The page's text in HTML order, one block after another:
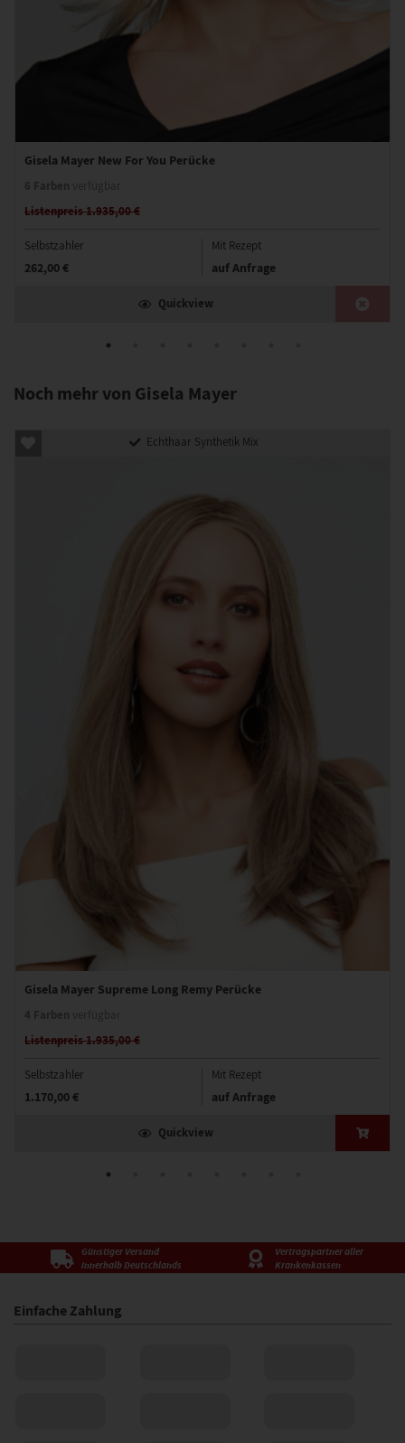
Gisela Mayer New For You Perücke
Listenpreis 1.935,00 €
Selbstzahler
262,00 €
Mit Rezept
auf Anfrage
Quickview
Noch mehr von Gisela Mayer
Echthaar Synthetik Mix
Gisela Mayer Supreme Long Remy Perücke
Listenpreis 1.935,00 €
Selbstzahler
1.170,00 €
Mit Rezept
auf Anfrage
Quickview
Günstiger Versand
innerhalb Deutschlands
Vertragspartner aller
Krankenkassen
Einfache Zahlung